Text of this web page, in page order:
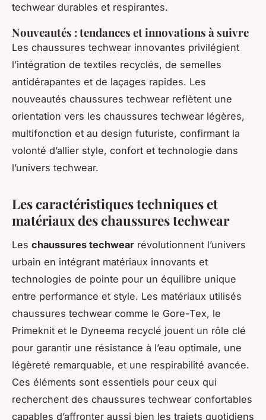
techwear durables et respirantes.
Nouveautés : tendances et innovations à suivre
Les chaussures techwear innovantes privilégient
l’intégration de textiles recyclés, de semelles
antidérapantes et de laçages rapides. Les
nouveautés chaussures techwear reflètent une
orientation vers les chaussures techwear légères,
multifonction et au design futuriste, confirmant la
volonté d’allier style, confort et technologie dans
l’univers techwear.
Les caractéristiques techniques et
matériaux des chaussures techwear
Les chaussures techwear révolutionnent l’univers
urbain en intégrant matériaux innovants et
technologies de pointe pour un équilibre unique
entre performance et style. Les matériaux utilisés
chaussures techwear comme le Gore-Tex, le
Primeknit et le Dyneema recyclé jouent un rôle clé
pour garantir une résistance à l’eau optimale, une
légèreté remarquable, et une respirabilité avancée.
Ces éléments sont essentiels pour ceux qui
recherchent des chaussures techwear confortables
capables d’affronter aussi bien les trajets quotidiens